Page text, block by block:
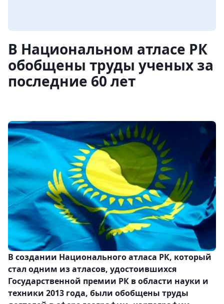
В Национальном атласе РК
обобщены труды ученых за
последние 60 лет
В создании Национального атласа РК, который
стал одним из атласов, удостоившихся
Государственной премии РК в области науки и
техники 2013 года, были обобщены труды